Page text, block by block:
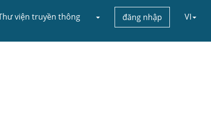
viện truyền thông đăng nhập VI